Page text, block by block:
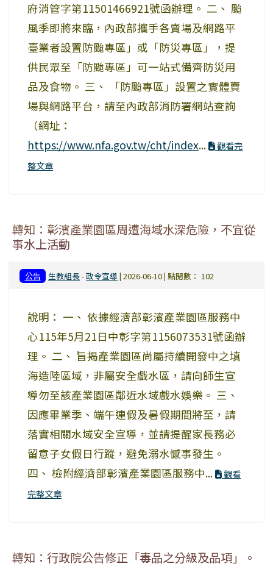
府消管字第11501466921號函辦理。 二、 颱
風季即將來臨，內政部攜手各賣場及網路平
臺業者設置防颱專區」或「防災專區」，提
供民眾至「防颱專區」可一站式備齊防災用
品及食物。 三、 「防颱專區」設置之實體賣
場與網路平台，請至內政部消防署網站查詢
（網址：
https://www.nfa.gov.tw/cht/index...
觀看完
整文章
轉知：彰濱產業園區周遭海域水深危險，不宜從
事水上活動
公告 生教組長-政令宣導 | 2026-06-10 | 點閱數： 102
說明： 一、 依據經濟部彰濱產業園區服務中
心115年5月21日中彰字第1156073531號函辦
理。 二、 旨揭產業園區尚屬持續開發中之填
海造陸區域，非屬安全戲水區，請向師生宣
導勿至該產業園區鄰近水域戲水娛樂。 三、
因應畢業季、端午連假及暑假期間將至，請
落實相關水域安全宣導，並請提醒家長務必
留意子女假日行蹤，避免溺水憾事發生。
四、 檢附經濟部彰濱產業園區服務中...
觀看
完整文章
轉知：行政院公告修正「毒品之分級及品項」。